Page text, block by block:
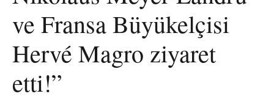
ve Fransa Büyükelçisi
Hervé Magro ziyaret
etti!”